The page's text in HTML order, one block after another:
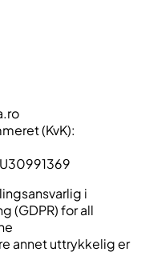
(KvK):
i
(GDPR) for all
annet uttrykkelig er